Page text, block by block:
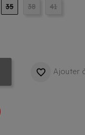
35 38 41
 Ajouter